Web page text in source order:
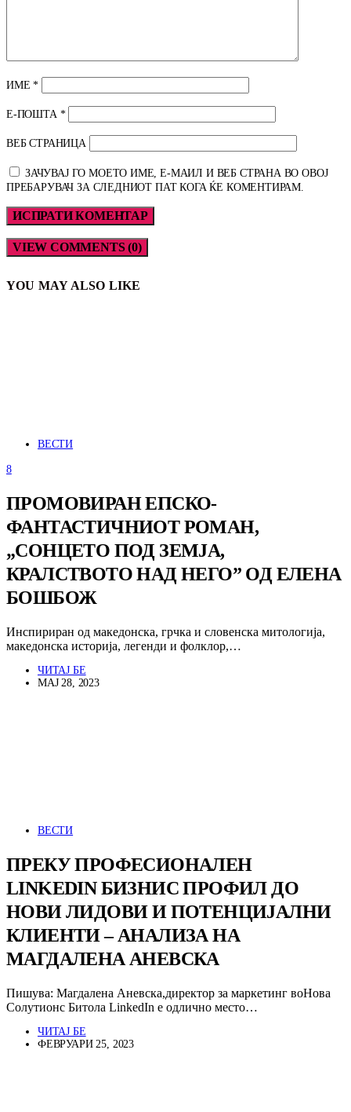
ИМЕ*
Е-ПОШТА *
ВЕБ СТРАНИЦА
ЗАЧУВАЈ ГО МОЕТО ИМЕ, Е-МАИЛ И ВЕБ СТРАНА ВО ОВОЈ
ПРЕБАРУВАЧ ЗА СЛЕДНИОТ ПАТ КОГА ЌЕ КОМЕНТИРАМ.
VIEW COMMENTS (0)
YOU MAY ALSO LIKE
ВЕСТИ
8
ПРОМОВИРАН ЕПСКО-
ФАНТАСТИЧНИОТ РОМАН,
„СОНЦЕТО ПОД ЗЕМЈА,
КРАЛСТВОТО НАД НЕГО” ОД ЕЛЕНА
БОШБОЖ
Инспириран од македонска, грчка и словенска митологија,
македонска историја, легенди и фолклор,…
ЧИТАЈ БЕ
МАЈ 28, 2023
ВЕСТИ
ПРЕКУ ПРОФЕСИОНАЛЕН
LINKEDIN БИЗНИС ПРОФИЛ ДО
НОВИ ЛИДОВИ И ПОТЕНЦИЈАЛНИ
КЛИЕНТИ – АНАЛИЗА НА
МАГДАЛЕНА АНЕВСКА
Пишува: Магдалена Аневска,директор за маркетинг воНова
Солутионс Битола LinkedIn е одлично место…
ЧИТАЈ БЕ
ФЕВРУАРИ 25, 2023